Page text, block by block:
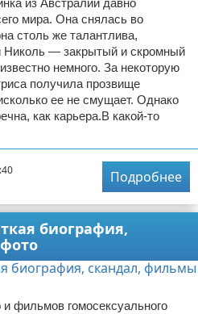
из Австралии давно
мира. Она снялась во
столь же талантлива,
Николь — закрытый и скромный
немного. За некоторую
получила прозвище
ее не смущает. Однако
как карьера.В какой-то
Подробнее
биография,
и фильмов гомосексуального